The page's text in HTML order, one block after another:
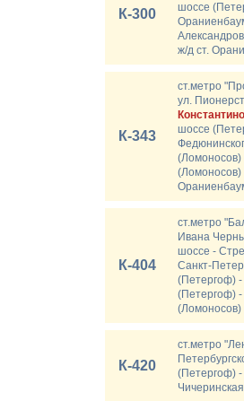
К-300
шоссе
ж/д ст.
К-343
ст.метро
ул.
шоссе
(Ломоносов)
(Ломоносов)
К-404
ст.метро
Ивана
шоссе -
Санкт-
(Петергоф) -
(Петергоф) -
(Ломоносов)
К-420
ст.метро
(Петергоф)